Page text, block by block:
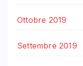
Ottobre 2019
Settembre 2019